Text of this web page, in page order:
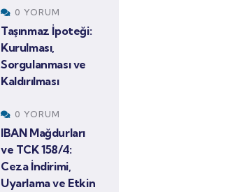
0 YORUM
Taşınmaz İpoteği:
Kurulması,
Sorgulanması ve
Kaldırılması
0 YORUM
IBAN Mağdurları
ve TCK 158/4:
Ceza İndirimi,
Uyarlama ve Etkin